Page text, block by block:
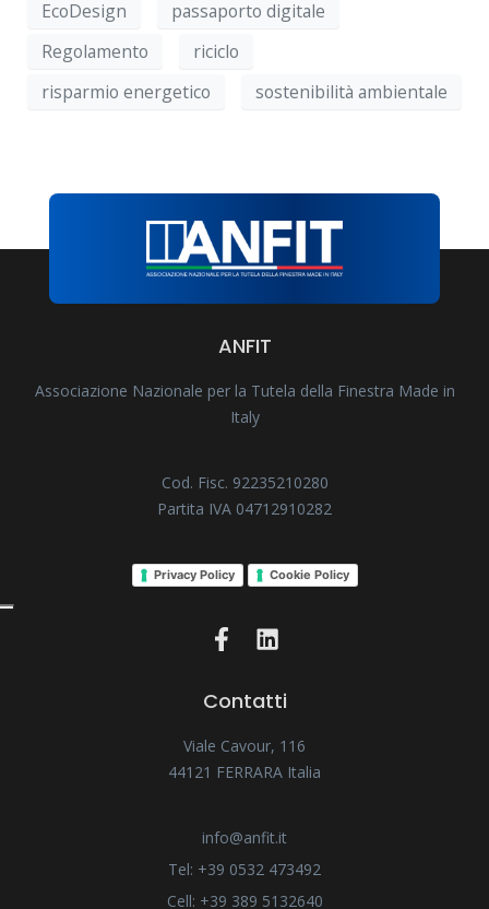
EcoDesign
passaporto digitale
Regolamento
riciclo
risparmio energetico
sostenibilità ambientale
ANFIT
Associazione Nazionale per la Tutela della Finestra Made in
Italy
Cod. Fisc. 92235210280
Partita IVA 04712910282
Privacy Policy Cookie Policy
Contatti
Viale Cavour, 116
44121 FERRARA Italia
info@anfit.it
Tel: +39 0532 473492
Cell: +39 389 5132640